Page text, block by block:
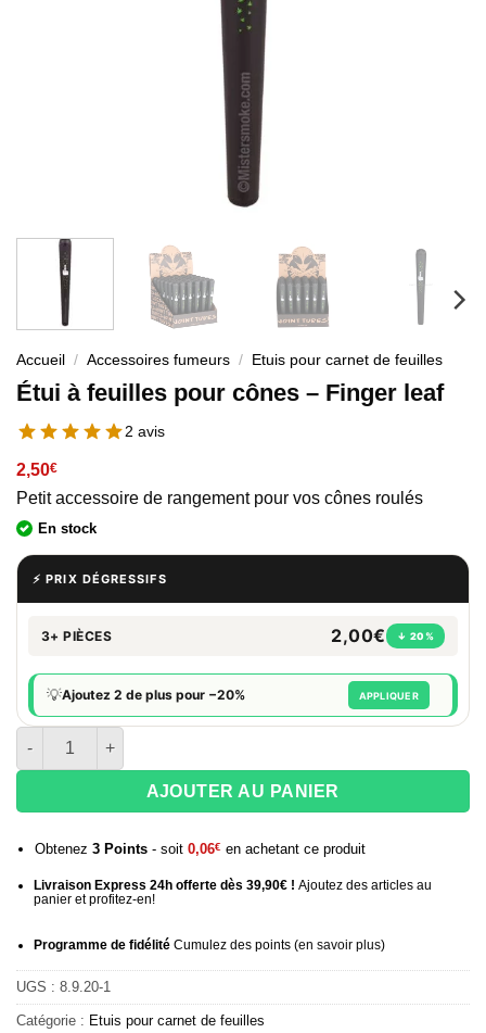
Accueil / Accessoires fumeurs / Etuis pour carnet de feuilles
Étui à feuilles pour cônes – Finger leaf
2 avis
2,50€
Petit accessoire de rangement pour vos cônes roulés
En stock
⚡ PRIX DÉGRESSIFS
3+ PIÈCES 2,00€ ↓ 20%
💡Ajoutez 2 de plus pour −20% APPLIQUER
quantité de Étui à feuilles pour cônes - Finger leaf
AJOUTER AU PANIER
Obtenez 3Points- soit 0,06€ en achetant ce produit
Livraison Express 24h offerte dès 39,90€ ! Ajoutez des articles au
panier et profitez-en!
Programme de fidélitéCumulez des points (en savoir plus)
UGS : 8.9.20-1
Catégorie : Etuis pour carnet de feuilles